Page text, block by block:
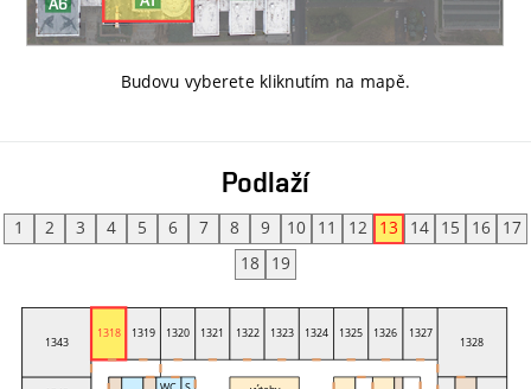
Budovu vyberete kliknutím na mapě.
Podlaží
1 2 3 4 5 6 7 8 9 10 11 12 13 14 15 16
17
18
19